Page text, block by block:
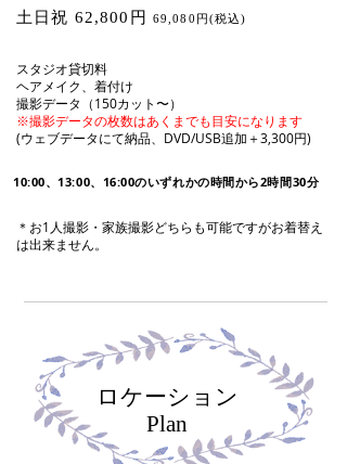
土日祝 62,800円 69,080円(税込)
スタジオ貸切料
ヘアメイク、着付け
撮影データ（150カット〜）
※撮影データの枚数はあくまでも目安になります
(ウェブデータにて納品、DVD/USB追加＋3,300円)
10:00、13:00、16:00のいずれかの時間から2時間30分
＊お1人撮影・家族撮影どちらも可能ですがお着替え
は出来ません。
ロケーション
Plan